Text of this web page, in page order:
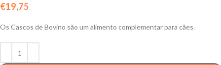
€19,75
Os Cascos de Bovino são um alimento complementar para cães.